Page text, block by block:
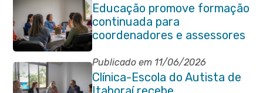
Educação promove formação
continuada para
coordenadores e assessores
escolares da rede municipal
Publicado em 11/06/2026
Clínica-Escola do Autista de